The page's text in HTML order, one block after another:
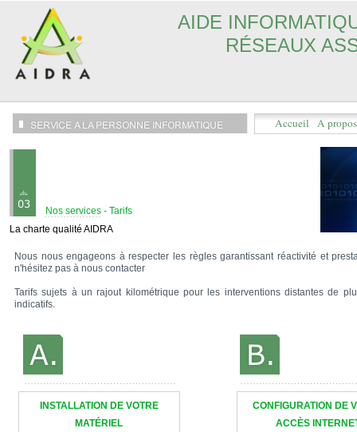
Accueil A
AIDE
RÉSEAUX
La charte qualité AIDRA
Nos services - Tarifs
INSTALLATION DE VOTRE
MATÉRIEL
Nous nous engageons à respecter les règles garantissant réactivité et
n'hésitez pas à nous contacter
Tarifs sujets à un rajout kilométrique pour les interventions distantes de
indicatifs.
CONFIGURATION DE
ACCÈS